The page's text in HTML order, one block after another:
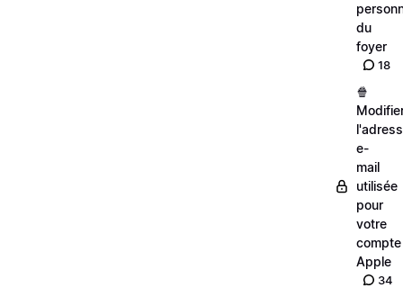
du
foyer
18
🍿
e-
mail
utilisée
pour
votre
compte
Apple
34